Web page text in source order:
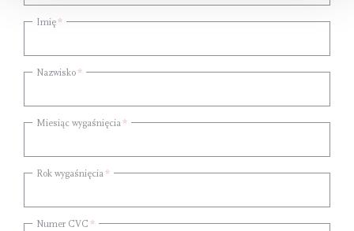
Imię
Nazwisko
Miesiąc wygaśnięcia
Rok wygaśnięcia
Numer CVC